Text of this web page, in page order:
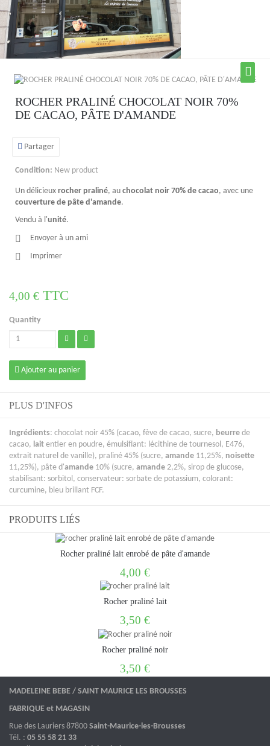
ROCHER PRALINÉ CHOCOLAT NOIR 70%
DE CACAO, PÂTE D'AMANDE
Partager
Condition: New product
Un délicieux rocher praliné, au chocolat noir 70% de cacao, avec une
couverture de pâte d'amande.
Vendu à l'unité.
Envoyer à un ami
Imprimer
4,00 € TTC
Quantity
Ajouter au panier
PLUS D'INFOS
Ingrédients: chocolat noir 45% (cacao, fève de cacao, sucre, beurre de
cacao, lait entier en poudre, émulsifiant: lécithine de tournesol, E476,
extrait naturel de vanille), praliné 45% (sucre, amande 11,25%, noisette
11,25%), pâte d'amande 10% (sucre, amande 2,2%, sirop de glucose,
stabilisant: sorbitol, conservateur: sorbate de potassium, colorant:
curcumine, bleu brillant FCF.
PRODUITS LIÉS
Rocher praliné lait enrobé de pâte d'amande
4,00 €
Rocher praliné lait
3,50 €
Rocher praliné noir
3,50 €
MADELEINE BEBE / SAINT MAURICE LES BROUSSES
FABRIQUE et MAGASIN
Rue des Lauriers 87800 Saint-Maurice-les-Brousses
Tél. : 05 55 58 21 33